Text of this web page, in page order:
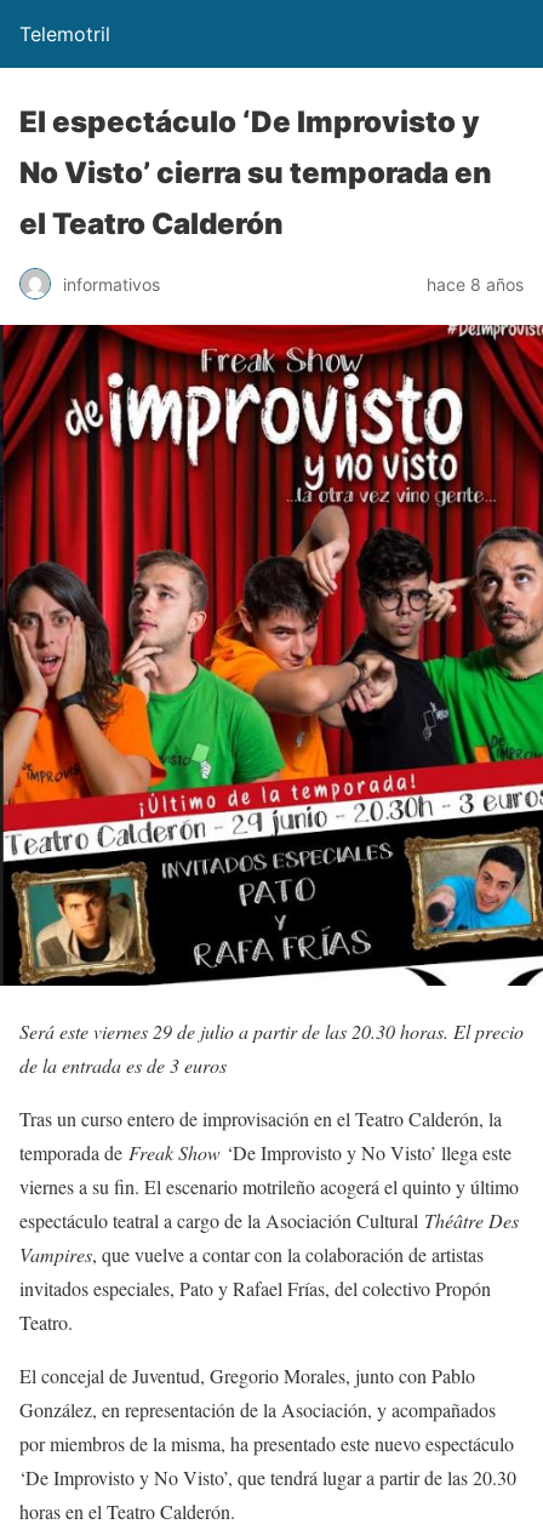
Telemotril
El espectáculo ‘De Improvisto y
No Visto’ cierra su temporada en
el Teatro Calderón
informativos hace 8 años
Será este viernes 29 de julio a partir de las 20.30 horas. El precio
de la entrada es de 3 euros
Tras un curso entero de improvisación en el Teatro Calderón, la
temporada de Freak Show ‘De Improvisto y No Visto’ llega este
viernes a su fin. El escenario motrileño acogerá el quinto y último
espectáculo teatral a cargo de la Asociación Cultural Théâtre Des
Vampires, que vuelve a contar con la colaboración de artistas
invitados especiales, Pato y Rafael Frías, del colectivo Propón
Teatro.
El concejal de Juventud, Gregorio Morales, junto con Pablo
González, en representación de la Asociación, y acompañados
por miembros de la misma, ha presentado este nuevo espectáculo
‘De Improvisto y No Visto’, que tendrá lugar a partir de las 20.30
horas en el Teatro Calderón.